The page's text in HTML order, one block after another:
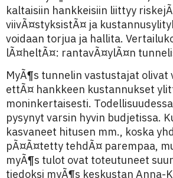
kaltaisiin hankkeisiin liittyy
viivÃ¤styksistÃ¤ ja
voidaan torjua ja hallita.
lÃ¤heltÃ¤: rantavÃ¤ylÃ¤n
MyÃ¶s tunnelin vastustajat olivat
ettÃ¤ hankkeen kustannukset
moninkertaisesti.
pysynyt varsin hyvin budjetissa.
kasvaneet hitusen mm., koska
pÃ¤Ã¤tetty tehdÃ¤ parempaa,
myÃ¶s tulot ovat toteutuneet
tiedoksi myÃ¶s keskustan Anna-